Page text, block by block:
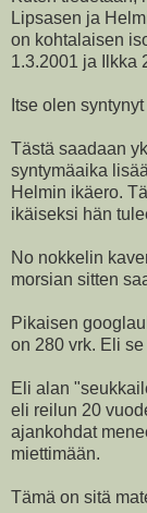
Lipsasen ja
on kohtalaisen
1.3.2001 ja Ilkka
Itse olen
Tästä saadaan
syntymäaika
Helmin ikäero.
ikäiseksi hän
No nokkelin
morsian sitten
Pikaisen
on 280 vrk. Eli
Eli alan
eli reilun 20
ajankohdat
miettimään.
Tämä on sitä